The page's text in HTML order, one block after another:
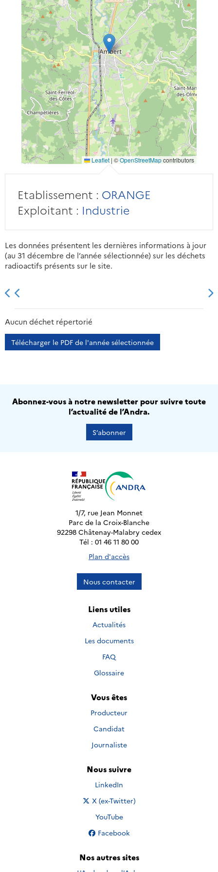
Leaflet | ©OpenStreetMapcontributors
Etablissement : ORANGE
Exploitant : Industrie
Les données présentent les dernières informations à jour
(au 31 décembre de l’année sélectionnée) sur les déchets
radioactifs présents sur le site.
2013 2014
Aucun déchet répertorié
Télécharger le PDF de l'année sélectionnée
Abonnez-vous à notre newsletter pour suivre toute
l’actualité de l’Andra.
S’abonner
1/7, rue Jean Monnet
Parc de la Croix-Blanche
92298 Châtenay-Malabry cedex
Tél : 01 46 11 80 00
Plan d'accès
Nous contacter
Liens utiles
Actualités
Les documents
FAQ
Glossaire
Vous êtes
Producteur
Candidat
Journaliste
Nous suivre
Nous suivre sur
LinkedIn
Nous suivre sur
X (ex-Twitter)
Nous suivre sur
YouTube
Nous suivre sur
Facebook
Nos autres sites